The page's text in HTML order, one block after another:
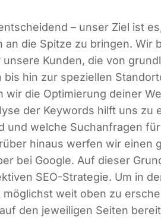
– unser Ziel ist
an die Spit­ze zu brin­gen.
Kun­den, die von
bis hin zur spe­zi­el­len
wir die Opti­mie­rung dei­ner
der Key­words hilft uns
und wel­che Such­an­fra­gen
hin­aus wer­fen wir einen
bei Goog­le. Auf die­ser
SEO-Stra­te­gie. Um in
weit oben zu
den jewei­li­gen Sei­ten